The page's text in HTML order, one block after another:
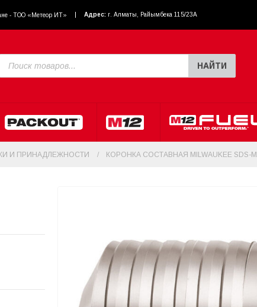
- ТОО «Метеор ИТ» Адрес: г. Алматы, Райымбека 115/23A
НАЙТИ
И ПРИНАДЛЕЖНОСТИ КОРОНКА СОСТАВНАЯ MILWAUKEE SDS-